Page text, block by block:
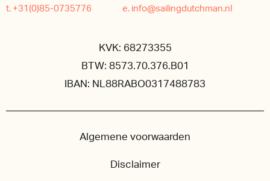
t. +31(0)85-0735776 e. info@sailingdutchman.nl
KVK: 68273355
BTW: 8573.70.376.B01
IBAN: NL88RABO0317488783
Algemene voorwaarden
Disclaimer